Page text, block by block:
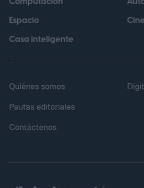
Espacio
Casa inteligente
Quiénes somos
Pautas editoriales
Contáctenos